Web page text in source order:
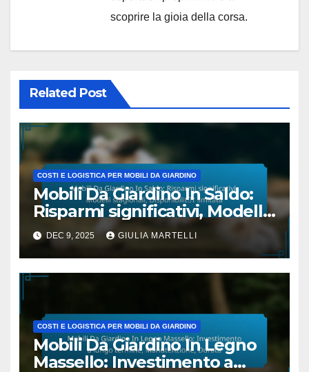
scoprire la gioia della corsa.
Related Post
COSTI E LOGISTICA PER MOBILI DA GIARDINO
Mobili Da Giardino In Saldo:
Risparmi significativi, Modelli
stagionali, Disponibilità
limitata
DEC 9, 2025 GIULIA MARTELLI
COSTI E LOGISTICA PER MOBILI DA GIARDINO
Mobili Da Giardino In Legno
Massello: Investimento a